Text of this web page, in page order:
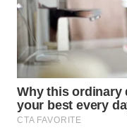
ID
WAHANANEWS
CO ID
WAHANANEWS
NET